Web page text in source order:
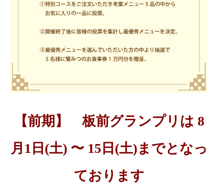
【前期】 板前グランプリは 8
月1日(土) 〜 15日(土)までとなっ
ております